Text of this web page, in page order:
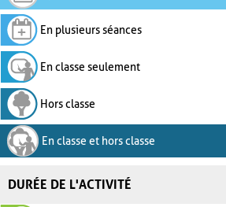
En plusieurs séances
En classe seulement
Hors classe
En classe et hors classe
DURÉE DE L'ACTIVITÉ